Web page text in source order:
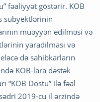
fəaliyyət göstərir. KOB
subyektlərinin
müəyyən edilməsi və
yaradılması və
də sahibkarların
KOB-lara dəstək
“KOB Dostu” ilə fəal
2019-cu il ərzində